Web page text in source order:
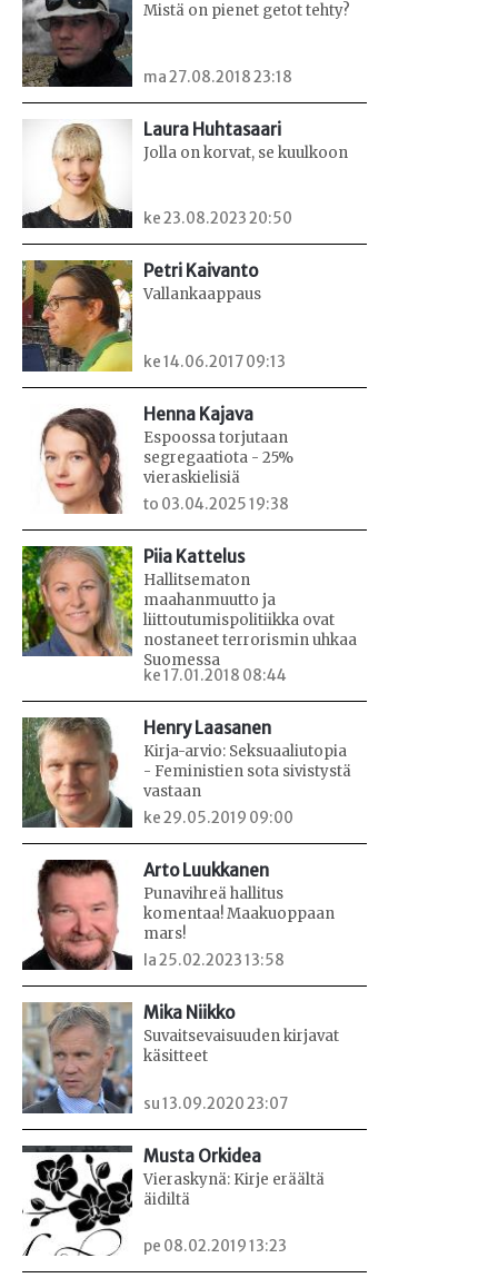
Mistä on pienet getot tehty?
ma 27.08.2018 23:18
Laura Huhtasaari
Jolla on korvat, se kuulkoon
ke 23.08.2023 20:50
Petri Kaivanto
Vallankaappaus
ke 14.06.2017 09:13
Henna Kajava
Espoossa torjutaan
segregaatiota - 25%
vieraskielisiä
to 03.04.2025 19:38
Piia Kattelus
Hallitsematon
maahanmuutto ja
liittoutumispolitiikka ovat
nostaneet terrorismin uhkaa
Suomessa
ke 17.01.2018 08:44
Henry Laasanen
Kirja-arvio: Seksuaaliutopia
- Feministien sota sivistystä
vastaan
ke 29.05.2019 09:00
Arto Luukkanen
Punavihreä hallitus
komentaa! Maakuoppaan
mars!
la 25.02.2023 13:58
Mika Niikko
Suvaitsevaisuuden kirjavat
käsitteet
su 13.09.2020 23:07
Musta Orkidea
Vieraskynä: Kirje eräältä
äidiltä
pe 08.02.2019 13:23